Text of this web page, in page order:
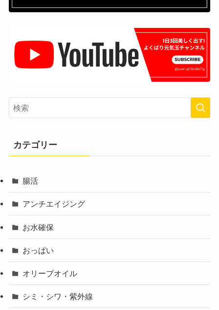
カテゴリー
腸活
アンチエイジング
お水確保
おっぱい
オリーブオイル
シミ・シワ・紫外線